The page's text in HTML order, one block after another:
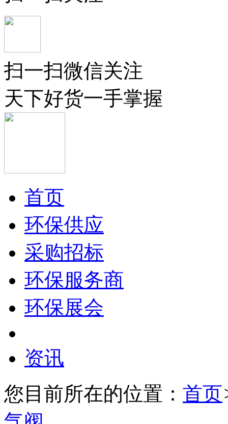
扫一扫微信关注
天下好货一手掌握
首页
环保供应
采购招标
环保服务商
环保展会
资讯
您目前所在的位置： 首页